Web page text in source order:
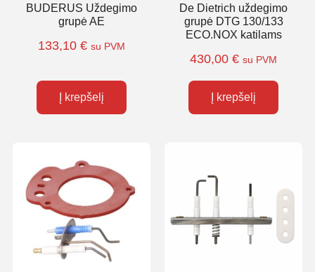
BUDERUS Uždegimo
grupė AE
133,10 € su PVM
Į krepšelį
De Dietrich uždegimo
grupė DTG 130/133
ECO.NOX katilams
430,00 € su PVM
Į krepšelį